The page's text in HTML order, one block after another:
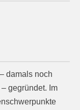
damals noch
gegründet. Im